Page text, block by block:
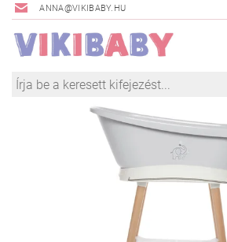
ANNA@VIKIBABY.HU